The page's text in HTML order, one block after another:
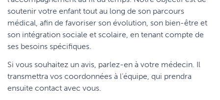
soutenir votre enfant tout au long de son parcours
médical, afin de favoriser son évolution, son bien-être et
son intégration sociale et scolaire, en tenant compte de
ses besoins spécifiques.
Si vous souhaitez un avis, parlez-en à votre médecin. Il
transmettra vos coordonnées à l’équipe, qui prendra
ensuite contact avec vous.